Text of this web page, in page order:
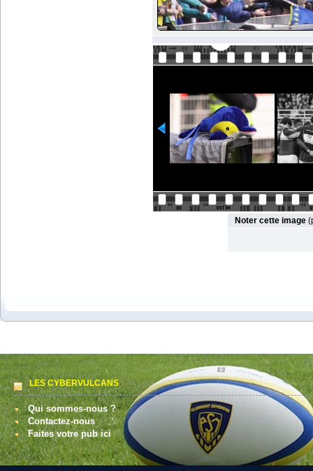
Noter cette image
LES CYBERVULCANS
Qui sommes-nous ?
Contactez-nous
Faites votre pub ici